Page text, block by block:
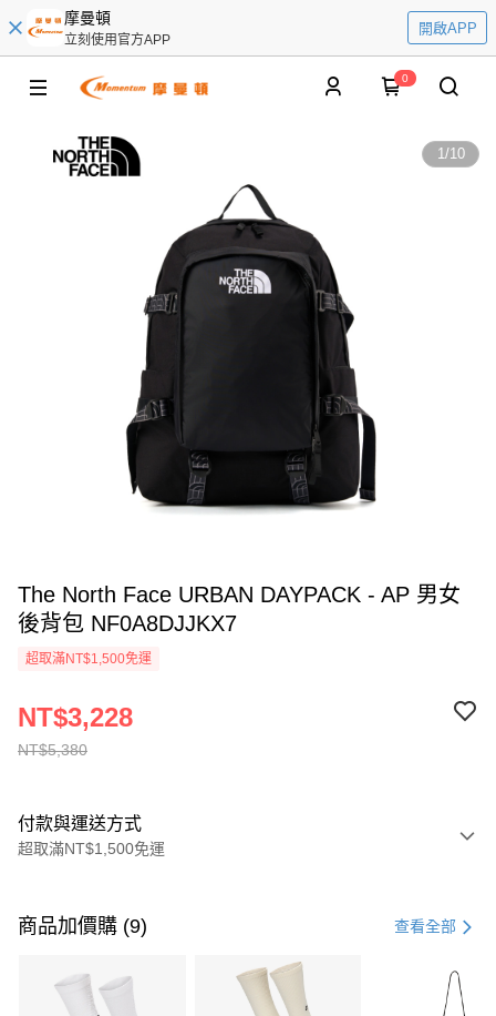
摩曼頓
立刻使用官方APP
開啟APP
0
1/10
The North Face URBAN DAYPACK - AP 男女
後背包 NF0A8DJJKX7
超取滿NT$1,500免運
NT$5,380
NT$3,228
付款與運送方式
超取滿NT$1,500免運
信用卡一次付款
3 期 0 利率 每期 21家銀行
商品加價購 (9) 查看全部